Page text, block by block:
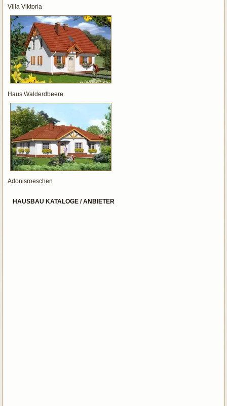
Villa Viktoria
Haus Walderdbeere.
Adonisroeschen
HAUSBAU KATALOGE / ANBIETER